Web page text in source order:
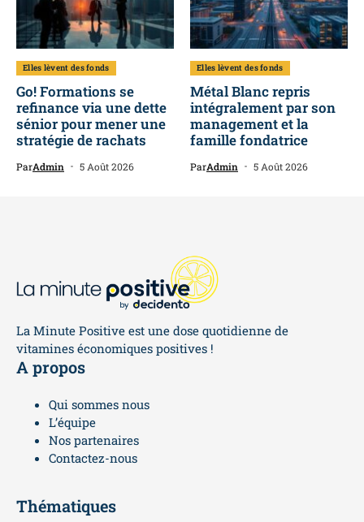
Elles lèvent des fonds
Go! Formations se
refinance via une dette
sénior pour mener une
stratégie de rachats
ParAdmin 5 Août 2026
Elles lèvent des fonds
Métal Blanc repris
intégralement par son
management et la
famille fondatrice
ParAdmin 5 Août 2026
La Minute Positive est une dose quotidienne de
vitamines économiques positives !
A propos
Qui sommes nous
L’équipe
Nos partenaires
Contactez-nous
Thématiques